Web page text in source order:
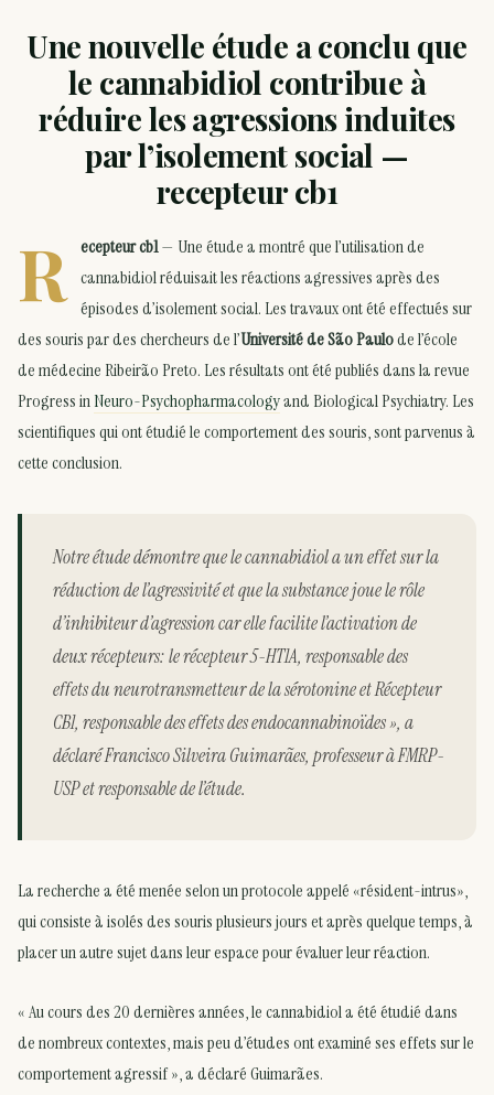
Une nouvelle étude a conclu que
le cannabidiol contribue à
réduire les agressions induites
par l’isolement social —
recepteur cb1
R ecepteur cb1— Une étude a montré que l’utilisation de
cannabidiol réduisait les réactions agressives après des
épisodes d’isolement social. Les travaux ont été effectués sur
des souris par des chercheurs de l’Université de São Paulode l’école
de médecine Ribeirão Preto. Les résultats ont été publiés dans la revue
Progress inNeuro-Psychopharmacologyand Biological Psychiatry. Les
scientifiques qui ont étudié le comportement des souris, sont parvenus à
cette conclusion.
Notre étude démontre que le cannabidiol a un effet sur la
réduction de l’agressivité et que la substance joue le rôle
d’inhibiteur d’agression car elle facilite l’activation de
deux récepteurs: le récepteur 5-HT1A, responsable des
effets du neurotransmetteur de la sérotonine et Récepteur
CB1, responsable des effets des endocannabinoïdes », a
déclaré Francisco Silveira Guimarães, professeur à FMRP-
USP et responsable de l’étude.
La recherche a été menée selon un protocole appelé «résident-intrus»,
qui consiste à isolés des souris plusieurs jours et après quelque temps, à
placer un autre sujet dans leur espace pour évaluer leur réaction.
« Au cours des 20 dernières années, le cannabidiol a été étudié dans
de nombreux contextes, mais peu d’études ont examiné ses effets sur le
comportement agressif », a déclaré Guimarães.